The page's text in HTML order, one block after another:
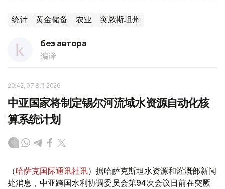
统计 黄金储备 农业 突厥斯坦州
без автора
编译
20:42, 07 8月 2026
中亚国家将制定锡尔河流域水资源自动化核
算系统计划
（哈萨克国际通讯社讯）据哈萨克斯坦水资源和灌溉部新闻
处消息，中亚跨国水利协调委员会第94次会议日前在突厥